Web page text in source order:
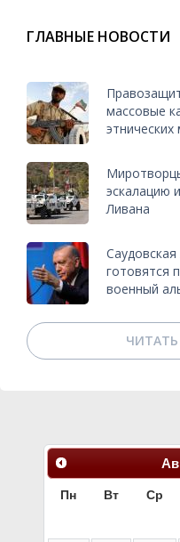
ГЛАВНЫЕ НОВОСТИ
массовые
эскалацию
Ливана
готовятся
военный
Пн Вт Ср